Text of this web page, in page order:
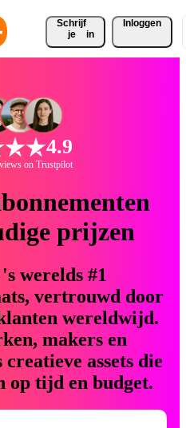
Schrijf
je
in
Inloggen
4.9
on Trustpilot
prijzen
werelds #1
vertrouwd door
wereldwijd.
makers en
assets die
op tijd en budget.